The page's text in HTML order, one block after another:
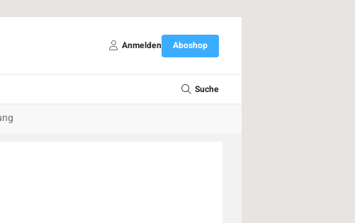
Anmelden Aboshop
Suche